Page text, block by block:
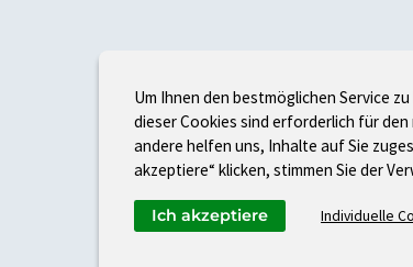
Um Ihnen den bestmöglichen Service
dieser Cookies sind erforderlich für
andere helfen uns, Inhalte auf Sie
akzeptiere“ klicken, stimmen Sie der
Individuelle
Ich akzeptiere